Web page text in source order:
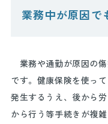
業務中が原因で
業務や通勤が原因の
です。健康保険を使っ
発生するうえ、後から
から行う等手続きが複